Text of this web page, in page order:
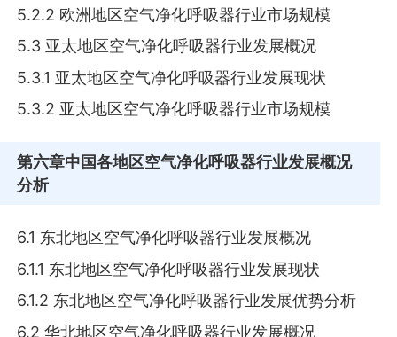
5.2.2 欧洲地区空气净化呼吸器行业市场规模
5.3 亚太地区空气净化呼吸器行业发展概况
5.3.1 亚太地区空气净化呼吸器行业发展现状
5.3.2 亚太地区空气净化呼吸器行业市场规模
第六章中国各地区空气净化呼吸器行业发展概况
分析
6.1 东北地区空气净化呼吸器行业发展概况
6.1.1 东北地区空气净化呼吸器行业发展现状
6.1.2 东北地区空气净化呼吸器行业发展优势分析
6.2 华北地区空气净化呼吸器行业发展概况